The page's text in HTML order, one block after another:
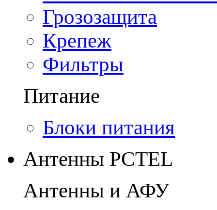
Грозозащита
Крепеж
Фильтры
Питание
Блоки питания
Антенны PCTEL
Антенны и АФУ